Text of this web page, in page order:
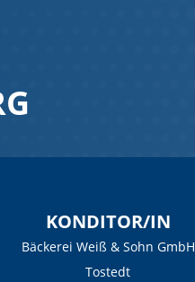
KONDITOR/IN
Bäckerei Weiß & Sohn GmbH
Tostedt